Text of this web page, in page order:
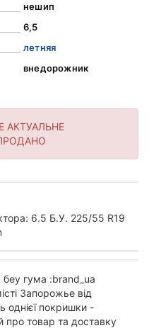
нешип
6,5
летняя
внедорожник
АКТУАЛЬНЕ
6.5 Б.У. 225/55 R19
гума :brand_ua
Запорожье від
однієї покришки -
про товар та доставку